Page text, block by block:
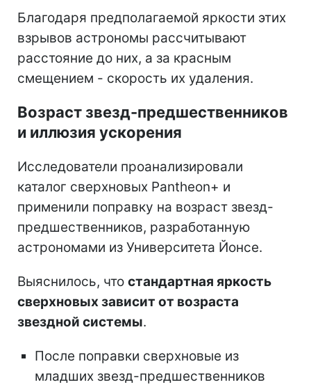
Благодаря предполагаемой яркости этих
взрывов астрономы рассчитывают
расстояние до них, а за красным
смещением - скорость их удаления.
Возраст звезд-предшественников
и иллюзия ускорения
Исследователи проанализировали
каталог сверхновых Pantheon+ и
применили поправку на возраст звезд-
предшественников, разработанную
астрономами из Университета Йонсе.
Выяснилось, что стандартная яркость
сверхновых зависит от возраста
звездной системы.
После поправки сверхновые из
младших звезд-предшественников